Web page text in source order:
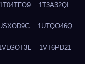
1T04TFO9 1T3A32QI
1UTQO46Q
1VT6PD21